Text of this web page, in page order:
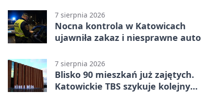
7 sierpnia 2026
Nocna kontrola w Katowicach
ujawniła zakaz i niesprawne auto
7 sierpnia 2026
Blisko 90 mieszkań już zajętych.
Katowickie TBS szykuje kolejny